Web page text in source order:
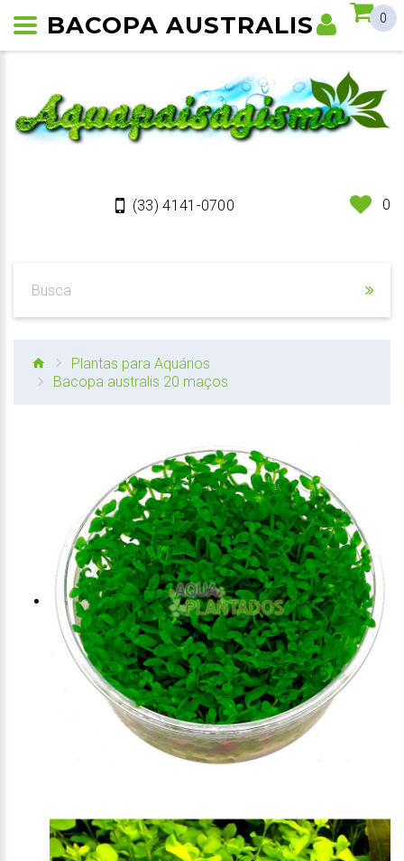
(33) 4141-0700 0
0
Plantas para Aquários
Bacopa australis 20 maços
BACOPA AUSTRALIS